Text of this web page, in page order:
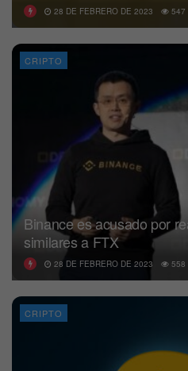
28 DE FEBRERO DE 2023 547
CRIPTO
Binance es acusado por
similares a FTX
28 DE FEBRERO DE 2023 558
CRIPTO